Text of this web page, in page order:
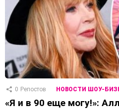
0 Репостов НОВОСТИ ШОУ-
«Я и в 90 еще могу!»: